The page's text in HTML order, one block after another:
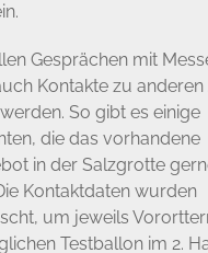
Gesprächen mit
Kontakte zu
So gibt es einige
die das vorhandene
in der Salzgrotte
Kontaktdaten wurden
um jeweils
Testballon im 2.